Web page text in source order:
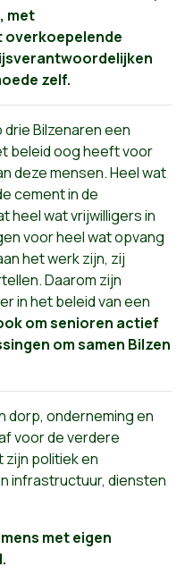
met
zelf.
Bilzenaren een
beleid oog heeft voor
deze mensen. Heel wat
cement in de
heel wat vrijwilligers in
voor heel wat opvang
het werk zijn, zij
Daarom zijn
in het beleid van een
om senioren actief
om samen Bilzen
dorp, onderneming en
voor de verdere
zijn politiek en
infrastructuur, diensten
met eigen